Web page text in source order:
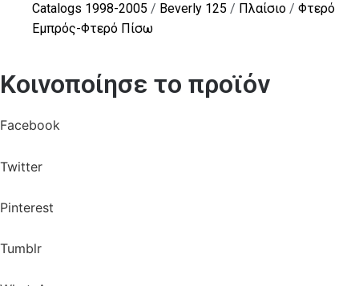
Catalogs 1998-2005 / Beverly 125 / Πλαίσιο / Φτερό
Εμπρός-Φτερό Πίσω
Κοινοποίησε το προϊόν
Facebook
Twitter
Pinterest
Tumblr